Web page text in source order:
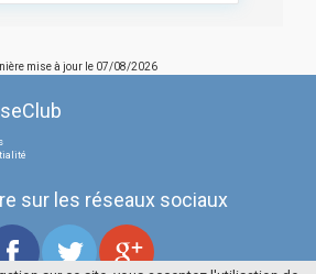
mise à jour le 07/08/2026
sur les réseaux sociaux